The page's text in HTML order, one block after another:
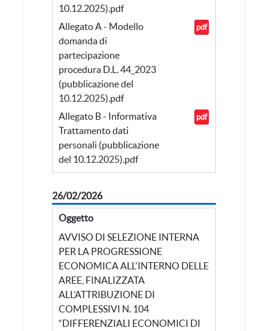
10.12.2025).pdf
Allegato A - Modello
domanda di
partecipazione
procedura D.L. 44_2023
(pubblicazione del
10.12.2025).pdf
pdf
Allegato B - Informativa
Trattamento dati
personali (pubblicazione
del 10.12.2025).pdf
pdf
26/02/2026
Oggetto
AVVISO DI SELEZIONE INTERNA
PER LA PROGRESSIONE
ECONOMICA ALL'INTERNO DELLE
AREE, FINALIZZATA
ALL’ATTRIBUZIONE DI
COMPLESSIVI N. 104
“DIFFERENZIALI ECONOMICI DI